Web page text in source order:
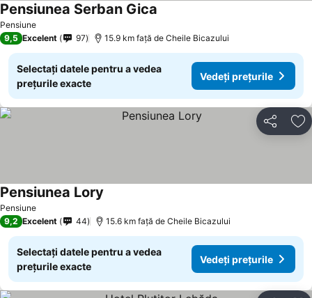
Pensiune
Pensiunea Serban Gica
9,5 Excelent 97 15.9 km faţă de Cheile Bicazului
Selectați datele pentru a vedea
prețurile exacte
Vedeți prețurile
Distribuiți
Pensiune
Pensiunea Lory
9,2 Excelent 44 15.6 km faţă de Cheile Bicazului
Selectați datele pentru a vedea
prețurile exacte
Vedeți prețurile